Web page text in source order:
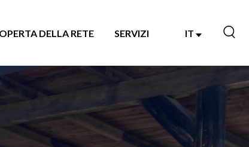
DELLA RETE SERVIZI IT